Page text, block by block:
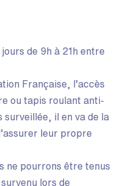
de 9h à 21h entre
Française, l’accès
ou tapis roulant anti-
surveillée, il en va de la
leur propre
ne pourrons être tenus
lors de